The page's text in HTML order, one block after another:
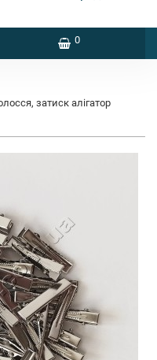
0
затиск алігатор